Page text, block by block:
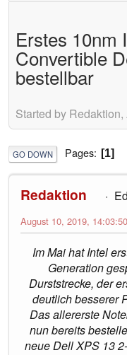
Erstes 10nm
Convertible
bestellbar
Started by
GO DOWN Pages 1
Redaktion
August 10, 2019, 14:03:50
Im Mai hat Intel
Generation
Durststrecke, der
deutlich besserer
Das allererste
nun bereits
neue Dell XPS 13